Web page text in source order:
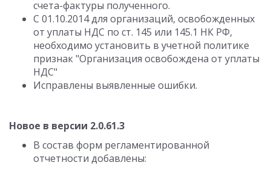
счета-фактуры полученного.
С 01.10.2014 для организаций, освобожденных
от уплаты НДС по ст. 145 или 145.1 НК РФ,
необходимо установить в учетной политике
признак "Организация освобождена от уплаты
НДС"
Исправлены выявленные ошибки.
Новое в версии 2.0.61.3
В состав форм регламентированной
отчетности добавлены: